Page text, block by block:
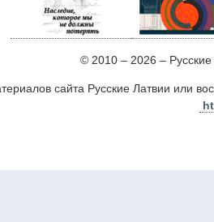
© 2010 – 2026 –
сайта Русские Латвии или